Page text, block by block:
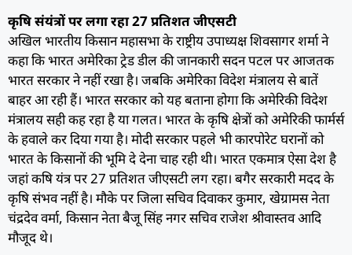
कृषि संयंत्रों पर लगा रहा 27 प्रतिशत जीएसटी
अखिल भारतीय किसान महासभा के राष्ट्रीय उपाध्यक्ष शिवसागर शर्मा ने
कहा कि भारत अमेरिका ट्रेड डील की जानकारी सदन पटल पर आजतक
भारत सरकार ने नहीं रखा है। जबकि अमेरिका विदेश मंत्रालय से बातें
बाहर आ रही हैं। भारत सरकार को यह बताना होगा कि अमेरिकी विदेश
मंत्रालय सही कह रहा है या गलत। भारत के कृषि क्षेत्रों को अमेरिकी फार्मर्स
के हवाले कर दिया गया है। मोदी सरकार पहले भी कारपोरेट घरानों को
भारत के किसानों की भूमि दे देना चाह रही थी। भारत एकमात्र ऐसा देश है
जहां क‌षि यंत्र पर 27 प्रतिशत जीएसटी लग रहा। बगैर सरकारी मदद के
कृषि संभव नहीं है। मौके पर जिला सचिव दिवाकर कुमार, खेग्रामस नेता
चंद्रदेव वर्मा, किसान नेता बैजू सिंह नगर सचिव राजेश श्रीवास्तव आदि
मौजूद थे।